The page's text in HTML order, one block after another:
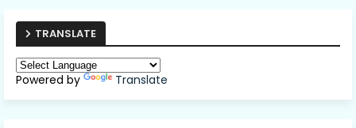
TRANSLATE
Powered by Translate